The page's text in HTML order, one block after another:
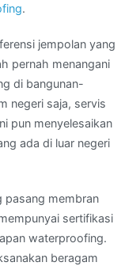
.
jempolan yang
pernah menangani
di bangunan-
negeri saja, servis
pun menyelesaikan
ada di luar negeri
pasang membran
sertifikasi
waterproofing.
beragam